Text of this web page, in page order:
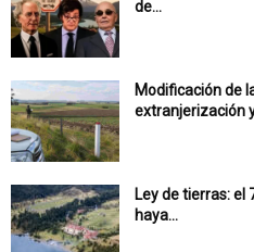
de...
Modificación de
extranjerización
Ley de tierras: el
haya...